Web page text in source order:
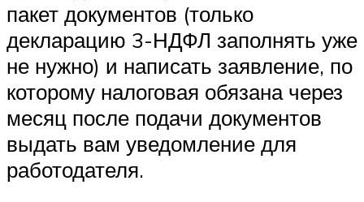
пакет документов (только
декларацию 3-НДФЛ заполнять уже
не нужно) и написать заявление, по
которому налоговая обязана через
месяц после подачи документов
выдать вам уведомление для
работодателя.